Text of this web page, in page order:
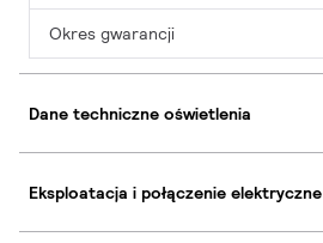
Okres gwarancji
Dane techniczne oświetlenia
Eksploatacja i połączenie elektryczne